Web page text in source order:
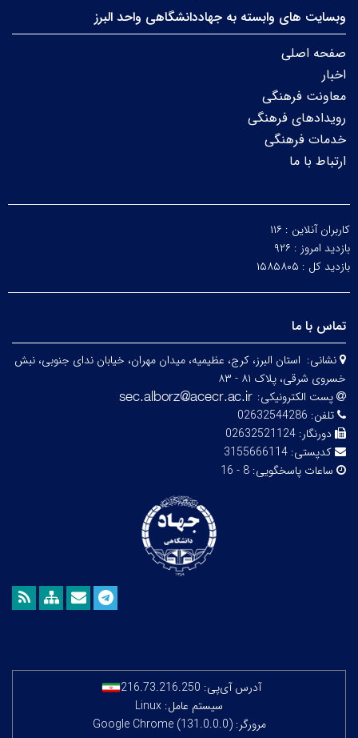
وبسایت های وابسته به جهاددانشگاهی واحد البرز
صفحه اصلی
اخبار
معاونت فرهنگی
رویدادهای فرهنگی
خدمات فرهنگی
ارتباط با ما
کاربران آنلاین : ۱۱۶
بازدید امروز : ۹۲۶
بازدید کل : ۱۵۸۵۸۰۵
تماس با ما
نشانی: استان البرز، کرج، عظیمیه، میدان مهران، خیابان ندای جنوبی، نبش
خسروی شرقی، پلاک ۸۱ - ۸۳
پست الکترونیکی:
تلفن: 02632544286
دورنگار: 02632521124
کدپستی: 3155666114
ساعات پاسخگویی: 8 - 16
آدرس آی‌پی: 216.73.216.250
سیستم عامل: Linux
مرورگر: Google Chrome (131.0.0.0)